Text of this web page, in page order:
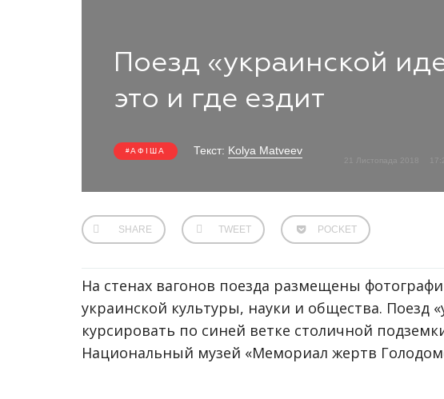
Поезд «украинской
это и где ездит
АФІША Текст: Kolya Matveev
21 Листопада 2018
SHARE TWEET POCKET
На стенах вагонов поезда размещены
украинской культуры, науки и общества. Поезд
курсировать по синей ветке столичной
Национальный музей «Мемориал жертв